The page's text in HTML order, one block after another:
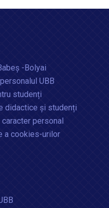
-Bolyai
UBB
studenți
didactice și studenți
personal
a cookies-urilor